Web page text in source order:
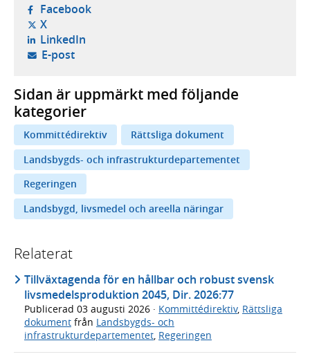
Facebook- öppnas i ny flik, extern webbplats,
X- öppnas i ny flik, extern webbplats,
LinkedIn- öppnas i ny flik, extern webbplats,
E-post- öppnar din e-postklient,
Sidan är uppmärkt med följande
kategorier
Kommittédirektiv
Rättsliga dokument
Landsbygds- och infrastrukturdepartementet
Regeringen
Landsbygd, livsmedel och areella näringar
Relaterat
Tillväxtagenda för en hållbar och robust svensk
livsmedelsproduktion 2045, Dir. 2026:77
Publicerad 03 augusti 2026 · Kommittédirektiv, Rättsliga
dokument från Landsbygds- och
infrastrukturdepartementet Regeringen